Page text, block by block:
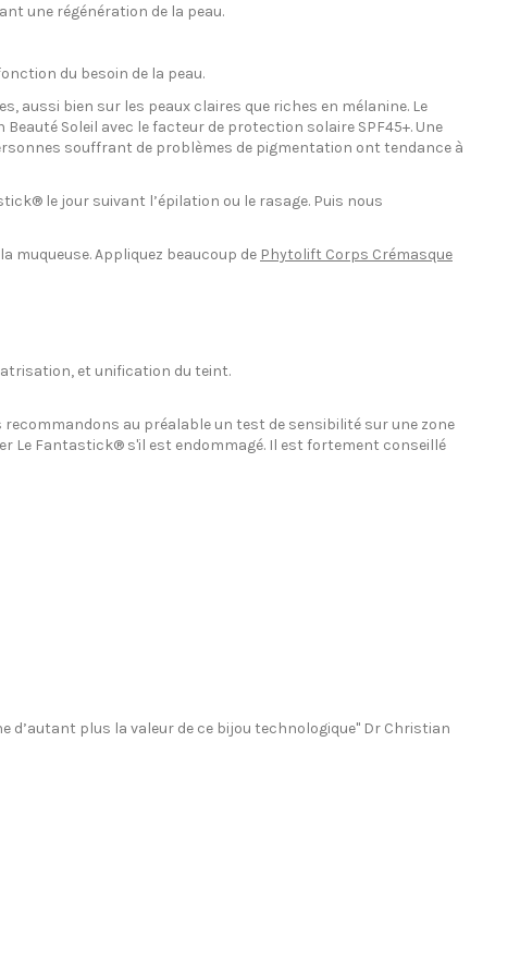
une régénération de la peau.
du besoin de la peau.
aussi bien sur les peaux claires que riches en mélanine. Le
Soleil avec le facteur de protection solaire SPF45+. Une
souffrant de problèmes de pigmentation ont tendance à
le jour suivant l’épilation ou le rasage. Puis nous
muqueuse. Appliquez beaucoup de Phytolift Corps Crémasque
et unification du teint.
au préalable un test de sensibilité sur une zone
Le Fantastick® s'il est endommagé. Il est fortement conseillé
plus la valeur de ce bijou technologique" Dr Christian